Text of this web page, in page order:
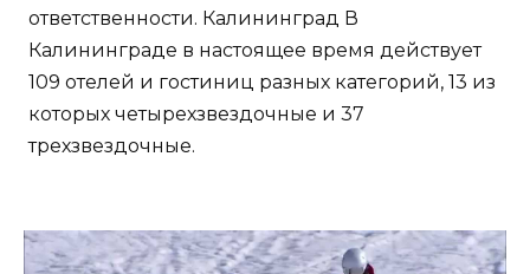
ответственности. Калининград В
Калининграде в настоящее время действует
109 отелей и гостиниц разных категорий, 13 из
которых четырехзвездочные и 37
трехзвездочные.